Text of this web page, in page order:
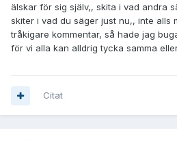
älskar för sig själv,, skita i vad andra
skiter i vad du säger just nu,, inte alls
tråkigare kommentar, så hade jag
för vi alla kan alldrig tycka samma
Citat